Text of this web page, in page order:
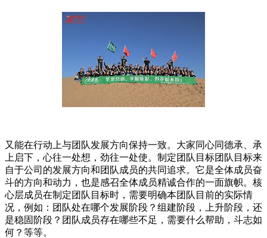
又能在行动上与团队发展方向保持一致。大家同心同德承、承
上启下，心往一处想，劲往一处使。制定团队目标团队目标来
自于公司的发展方向和团队成员的共同追求。它是全体成员奋
斗的方向和动力，也是感召全体成员精诚合作的一面旗帜。核
心层成员在制定团队目标时，需要明确本团队目前的实际情
况，例如：团队处在哪个发展阶段？组建阶段，上升阶段，还
是稳固阶段？团队成员存在哪些不足，需要什么帮助，斗志如
何？等等。